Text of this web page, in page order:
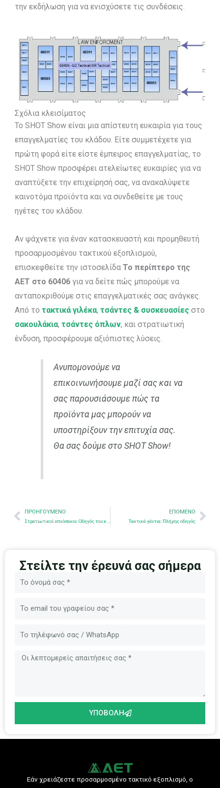
την εκδήλωση για να ενισχύσετε τις συνδέσεις.
Σχόλια κλεισίματος
Το SHOT Show είναι μια απίστευτη ευκαιρία για τους
επαγγελματίες του κλάδου. Είτε συμμετέχετε για
πρώτη φορά είτε είστε έμπειρος επαγγελματίας, το
SHOT Show προσφέρει ατελείωτες ευκαιρίες για να
αναπτύξετε την επιχείρησή σας, να ανακαλύψετε
καινοτόμα προϊόντα και να συνδεθείτε με τους
ηγέτες του κλάδου.
Αν ψάχνετε για έναν κατασκευαστή και προμηθευτή
προσαρμοσμένου τακτικού εξοπλισμού,
επισκεφθείτε την ιστοσελίδα Το περίπτερο της
AET στο 60406 για να δείτε πώς μπορούμε να
ανταποκριθούμε στις επαγγελματικές σας ανάγκες.
Από το τακτικά γιλέκα, τσάντες & συσκευασίες στο
σακουλάκια, τσάντες όπλων, και στρατιωτική
ένδυση, προσφέρουμε αξιόπιστες λύσεις.
Ανυπομονούμε να
επικοινωνήσουμε μαζί σας και να
σας παρουσιάσουμε πώς τα
προϊόντα μας μπορούν να
υποστηρίξουν την επιτυχία σας.
Θα σας δούμε στο SHOT Show!
Προηγούμενο
ΠΡΟΗΓΟΎΜΕΝΟ ΕΠΌΜΕΝΟ
Τακτικά γάντια: Πλήρης οδηγός
Στείλτε την έρευνά σας σήμερα
ΥΠΟΒΟΛΉ
Εάν χρειάζεστε προσαρμοσμένο τακτικό εξοπλισμό, ο